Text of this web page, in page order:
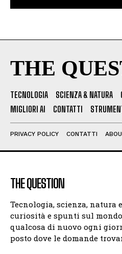
THE
TECNOLOGIA SCIENZA & NATURA
MIGLIORI AI
CONTATTI
PRIVACY POLICY CONTATTI
THE QUESTION
Tecnologia, scienza, natura
curiosità e spunti sul
qualcosa di nuovo ogni
posto dove le domande